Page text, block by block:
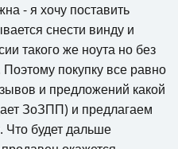
- я хочу поставить
снести винду и
такого же ноута но без
покупку все равно
и предложений какой
ЗоЗПП) и предлагаем
будет дальше